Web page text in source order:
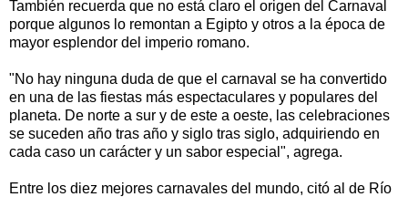
También recuerda que no está claro el origen del Carnaval
porque algunos lo remontan a Egipto y otros a la época de
mayor esplendor del imperio romano.
"No hay ninguna duda de que el carnaval se ha convertido
en una de las fiestas más espectaculares y populares del
planeta. De norte a sur y de este a oeste, las celebraciones
se suceden año tras año y siglo tras siglo, adquiriendo en
cada caso un carácter y un sabor especial", agrega.
Entre los diez mejores carnavales del mundo, citó al de Río